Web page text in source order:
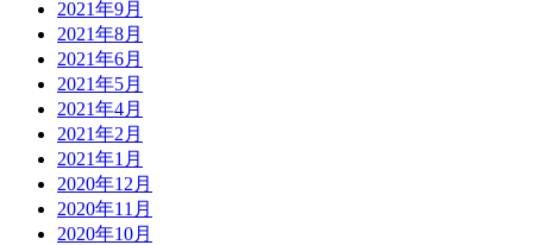
2021年9月
2021年8月
2021年6月
2021年5月
2021年4月
2021年2月
2021年1月
2020年12月
2020年11月
2020年10月